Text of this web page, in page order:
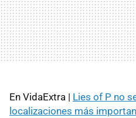
En VidaExtra | Lies of P no
localizaciones más